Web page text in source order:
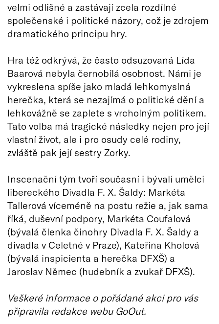
velmi odlišné a zastávají zcela rozdílné
společenské i politické názory, což je zdrojem
dramatického principu hry.
Hra též odkrývá, že často odsuzovaná Lída
Baarová nebyla černobílá osobnost. Námi je
vykreslena spíše jako mladá lehkomyslná
herečka, která se nezajímá o politické dění a
lehkovážně se zaplete s vrcholným politikem.
Tato volba má tragické následky nejen pro její
vlastní život, ale i pro osudy celé rodiny,
zvláště pak její sestry Zorky.
Inscenační tým tvoří současní i bývalí umělci
libereckého Divadla F. X. Šaldy: Markéta
Tallerová víceméně na postu režie a, jak sama
říká, duševní podpory, Markéta Coufalová
(bývalá členka činohry Divadla F. X. Šaldy a
divadla v Celetné v Praze), Kateřina Kholová
(bývalá inspicienta a herečka DFXŠ) a
Jaroslav Němec (hudebník a zvukař DFXŠ).
Veškeré informace o pořádané akci pro vás
připravila redakce webu GoOut.